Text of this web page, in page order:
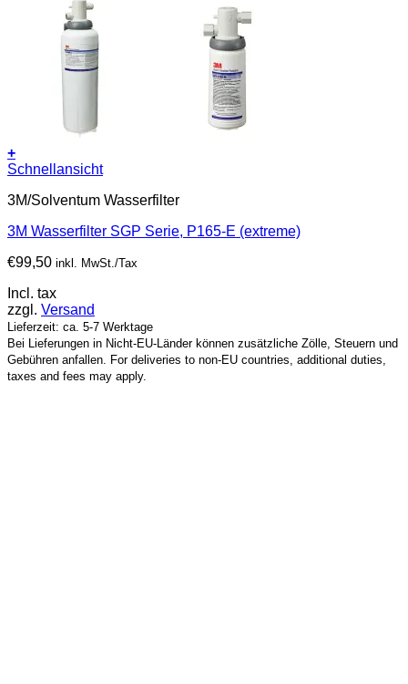
+
Schnellansicht
3M/Solventum Wasserfilter
3M Wasserfilter SGP Serie, P165-E (extreme)
€99,50 inkl. MwSt./Tax
Incl. tax
zzgl. Versand
Lieferzeit: ca. 5-7 Werktage
Bei Lieferungen in Nicht-EU-Länder können zusätzliche Zölle, Steuern und
Gebühren anfallen. For deliveries to non-EU countries, additional duties,
taxes and fees may apply.